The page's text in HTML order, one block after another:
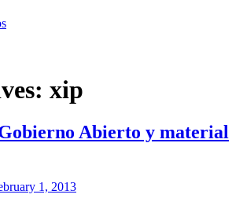
xip
Abierto y material
1, 2013